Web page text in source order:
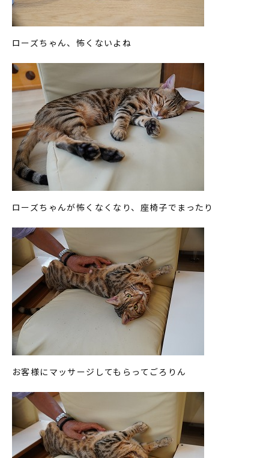
ローズちゃん、怖くないよね
ローズちゃんが怖くなくなり、座椅子でまったり
お客様にマッサージしてもらってごろりん